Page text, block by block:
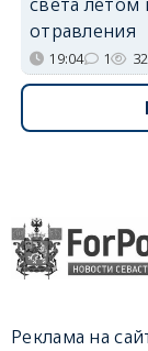
отравления
19:04 1
Реклама на